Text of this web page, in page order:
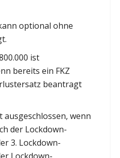
optional ohne
ist
bereits ein FKZ
beantragt
wenn
der Lockdown-
3. Lockdown-